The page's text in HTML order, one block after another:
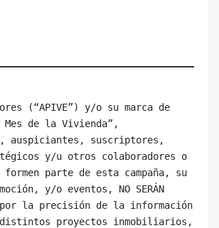
(“APIVE”) y/o su marca de
de la Vivienda”,
auspiciantes, suscriptores,
y/u otros colaboradores o
formen parte de esta campaña, su
y/o eventos, NO SERÁN
por la precisión de la información
distintos proyectos inmobiliarios,